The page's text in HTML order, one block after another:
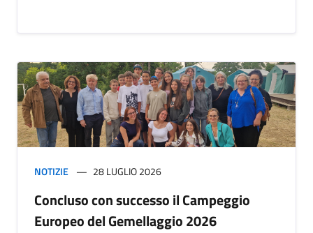
NOTIZIE 28 LUGLIO 2026
Concluso con successo il Campeggio
Europeo del Gemellaggio 2026